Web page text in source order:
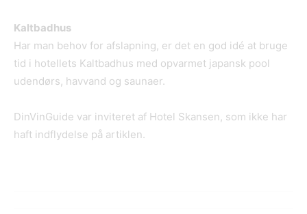
Kaltbadhus
Har man behov for afslapning, er det en god idé at bruge
tid i hotellets Kaltbadhus med opvarmet japansk pool
udendørs, havvand og saunaer.
DinVinGuide var inviteret af Hotel Skansen, som ikke har
haft indflydelse på artiklen.